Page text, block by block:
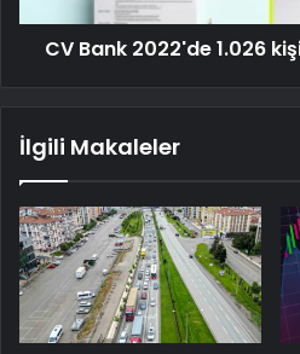
CV Bank 2022'de 1.026
İlgili Makaleler